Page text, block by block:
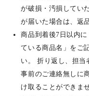
が破損・汚損してい
が届いた場合は、返
商品到着後7日以内
ている商品名」をご
い。 折り返し、担当
事前のご連絡無しに
け取ることができま